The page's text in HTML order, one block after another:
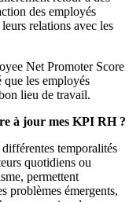
des employés
relations avec les
Net Promoter Score
les employés
lieu de travail.
à jour mes KPI RH ?
temporalités
quotidiens ou
permettent
problèmes émergents,